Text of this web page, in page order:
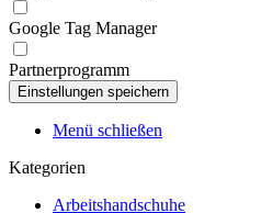
Google Tag Manager
Partnerprogramm
Menü schließen
Kategorien
Arbeitshandschuhe